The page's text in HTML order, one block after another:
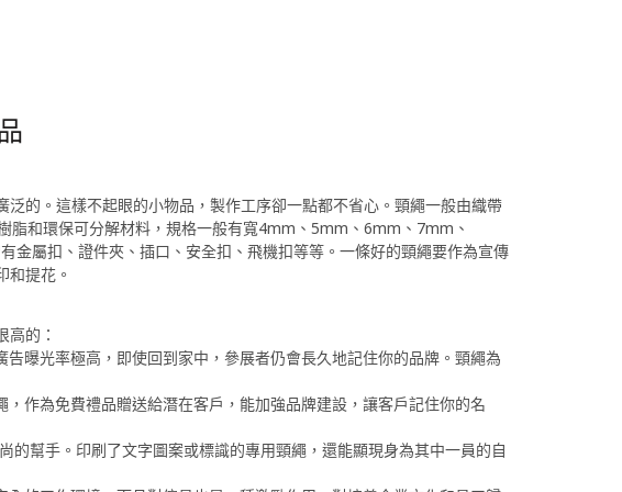
的。這樣不起眼的小物品，製作工序卻一點都不省心。頸繩一般由織帶
脂和環保可分解材料，規格一般有寬4mm、5mm、6mm、7mm、
屬扣、證件夾、插口、安全扣、飛機扣等等。一條好的頸繩要作為宣傳
和提花。
的：
曝光率極高，即使回到家中，參展者仍會長久地記住你的品牌。頸繩為
作為免費禮品贈送給潛在客戶，能加強品牌建設，讓客戶記住你的名
幫手。印刷了文字圖案或標識的專用頸繩，還能顯現身為其中一員的自